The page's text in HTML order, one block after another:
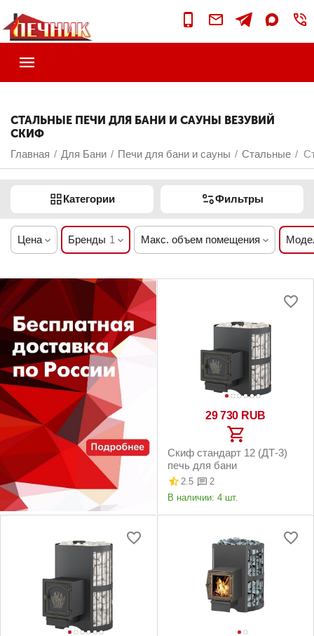
СТАЛЬНЫЕ ПЕЧИ ДЛЯ БАНИ И САУНЫ ВЕЗУВИЙ
СКИФ
Главная / Для Бани / Печи для бани и сауны / Стальные /
Категории Фильтры
Цена Бренды 1 Макс. объем помещения
29 730 RUB
Скиф стандарт 12 (ДТ-3)
печь для бани
2.5
2
В наличии: 4 шт.